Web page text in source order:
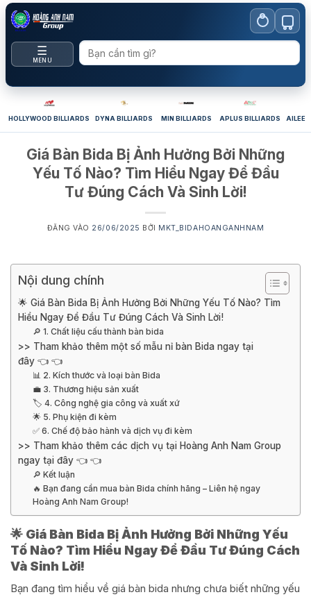
Bỏ
qua
nội
☰
MENU
HOLLYWOOD BILLIARDS DYNA BILLIARDS MIN BILLIARDS APLUS BILLIARDS
Giá Bàn Bida Bị Ảnh Hưởng Bởi Những
Yếu Tố Nào? Tìm Hiểu Ngay Để Đầu
Tư Đúng Cách Và Sinh Lời!
ĐĂNG VÀO 26/06/2025 BỞI MKT_BIDAHOANGANHNAM
Nội dung chính
🌟 Giá Bàn Bida Bị Ảnh Hưởng Bởi Những Yếu Tố Nào? Tìm
Hiểu Ngay Để Đầu Tư Đúng Cách Và Sinh Lời!
🔎 1. Chất liệu cấu thành bàn bida
>> Tham khảo thêm một số mẫu nỉ bàn Bida ngay tại
đây 👈 👈
📊 2. Kích thước và loại bàn Bida
💼 3. Thương hiệu sản xuất
🏷️ 4. Công nghệ gia công và xuất xứ
🌟 5. Phụ kiện đi kèm
✅ 6. Chế độ bảo hành và dịch vụ đi kèm
>> Tham khảo thêm các dịch vụ tại Hoàng Anh Nam Group
ngay tại đây 👈 👈
🔎 Kết luận
🔥 Bạn đang cần mua bàn Bida chính hãng – Liên hệ ngay
Hoàng Anh Nam Group!
🌟 Giá Bàn Bida Bị Ảnh Hưởng Bởi Những Yếu
Tố Nào? Tìm Hiểu Ngay Để Đầu Tư Đúng Cách
Và Sinh Lời!
Bạn đang tìm hiểu về giá bàn bida nhưng chưa biết những yếu